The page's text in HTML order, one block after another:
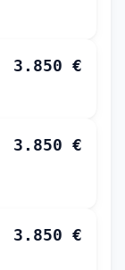
3.850 €
3.850 €
3.850 €